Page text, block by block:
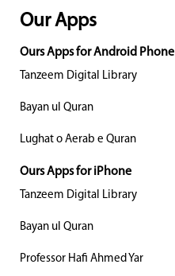
Our Apps
Ours Apps for Android Phone
Tanzeem Digital Library
Bayan ul Quran
Lughat o Aerab e Quran
Ours Apps for iPhone
Tanzeem Digital Library
Bayan ul Quran
Professor Hafi Ahmed Yar